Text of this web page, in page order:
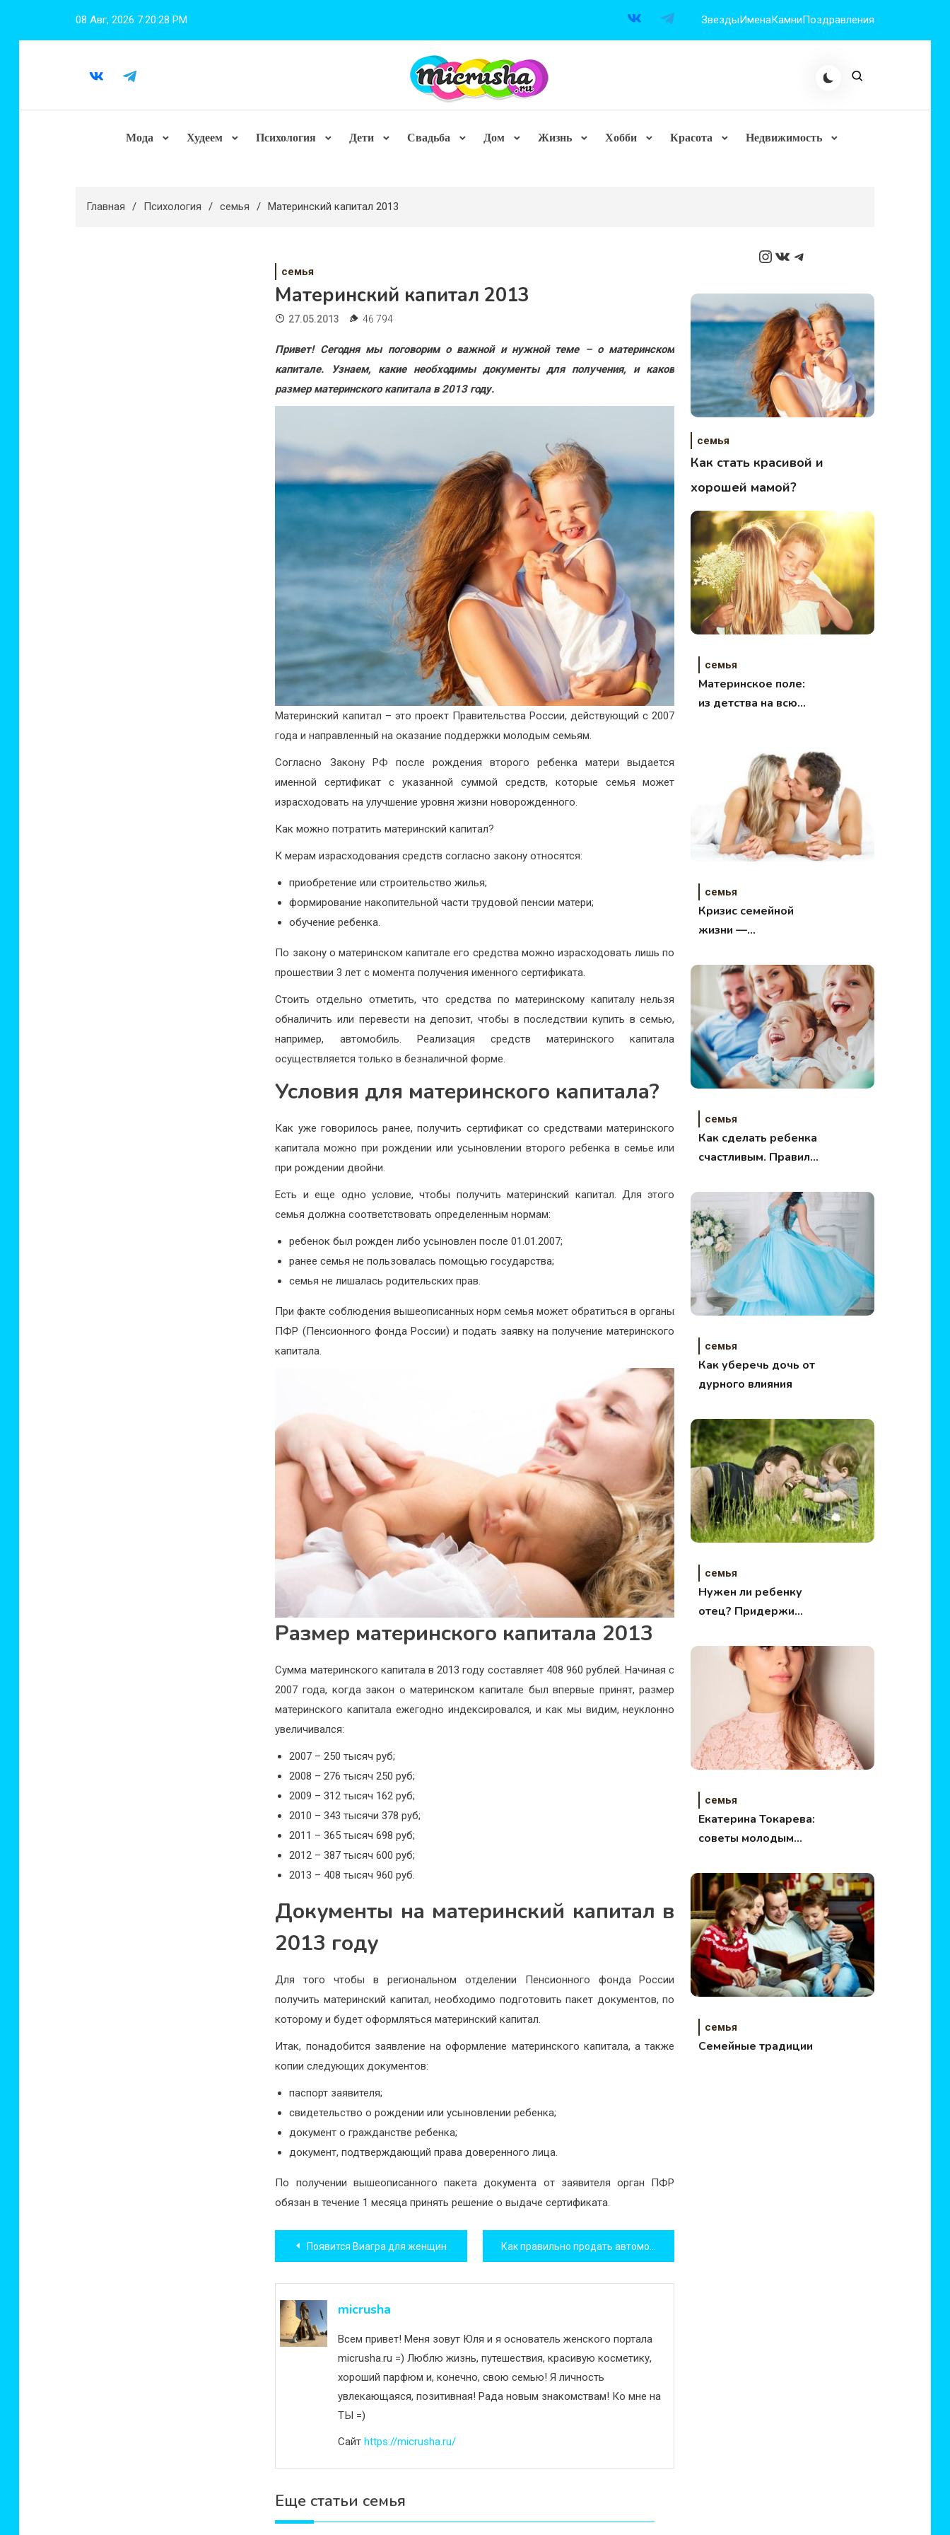
08 Авг, 2026 7:20:29 PM ЗвездыИменаКамниПоздравления
Мода Худеем Психология Дети Свадьба Дом Жизнь Хобби Красота Недвижимость
Главная Психология семья Материнский капитал 2013
семья
Материнский капитал 2013
27.05.2013 46 794
Привет! Сегодня мы поговорим о важной и нужной теме – о материнском
капитале. Узнаем, какие необходимы документы для получения, и каков
размер материнского капитала в 2013 году.
Материнский капитал – это проект Правительства России, действующий с 2007
года и направленный на оказание поддержки молодым семьям.
Согласно Закону РФ после рождения второго ребенка матери выдается
именной сертификат с указанной суммой средств, которые семья может
израсходовать на улучшение уровня жизни новорожденного.
Как можно потратить материнский капитал?
К мерам израсходования средств согласно закону относятся:
приобретение или строительство жилья;
формирование накопительной части трудовой пенсии матери;
обучение ребенка.
По закону о материнском капитале его средства можно израсходовать лишь по
прошествии 3 лет с момента получения именного сертификата.
Стоить отдельно отметить, что средства по материнскому капиталу нельзя
обналичить или перевести на депозит, чтобы в последствии купить в семью,
например, автомобиль. Реализация средств материнского капитала
осуществляется только в безналичной форме.
Условия для материнского капитала?
Как уже говорилось ранее, получить сертификат со средствами материнского
капитала можно при рождении или усыновлении второго ребенка в семье или
при рождении двойни.
Есть и еще одно условие, чтобы получить материнский капитал. Для этого
семья должна соответствовать определенным нормам:
ребенок был рожден либо усыновлен после 01.01.2007;
ранее семья не пользовалась помощью государства;
семья не лишалась родительских прав.
При факте соблюдения вышеописанных норм семья может обратиться в органы
ПФР (Пенсионного фонда России) и подать заявку на получение материнского
капитала.
Размер материнского капитала 2013
Сумма материнского капитала в 2013 году составляет 408 960 рублей. Начиная с
2007 года, когда закон о материнском капитале был впервые принят, размер
материнского капитала ежегодно индексировался, и как мы видим, неуклонно
увеличивался:
2007 – 250 тысяч руб;
2008 – 276 тысяч 250 руб;
2009 – 312 тысяч 162 руб;
2010 – 343 тысячи 378 руб;
2011 – 365 тысяч 698 руб;
2012 – 387 тысяч 600 руб;
2013 – 408 тысяч 960 руб.
Документы на материнский капитал в
2013 году
Для того чтобы в региональном отделении Пенсионного фонда России
получить материнский капитал, необходимо подготовить пакет документов, по
которому и будет оформляться материнский капитал.
Итак, понадобится заявление на оформление материнского капитала, а также
копии следующих документов:
паспорт заявителя;
свидетельство о рождении или усыновлении ребенка;
документ о гражданстве ребенка;
документ, подтверждающий права доверенного лица.
По получении вышеописанного пакета документа от заявителя орган ПФР
обязан в течение 1 месяца принять решение о выдаче сертификата.
Навигация
по
записям
Появится Виагра для женщин
micrusha
Всем привет! Меня зовут Юля и я основатель женского портала
micrusha.ru =) Люблю жизнь, путешествия, красивую косметику,
хороший парфюм и, конечно, свою семью! Я личность
увлекающаяся, позитивная! Рада новым знакомствам! Ко мне на
ТЫ =)
Сайт https://micrusha.ru/
Еще статьи семья
Instagram
ВКонтакте
Telegram
семья
Как стать красивой и
хорошей мамой?
семья
Материнское поле:
из детства на всю
семья
Кризис семейной
жизни —
отношений
семья
Как сделать ребенка
счастливым. Правила
семья
Как уберечь дочь от
дурного влияния
семья
Нужен ли ребенку
отец? Придержи
семья
Екатерина Токарева:
советы молодым
семья
Семейные традиции